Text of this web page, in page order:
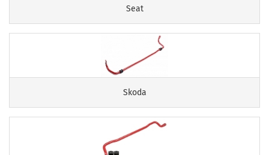
Seat
Skoda